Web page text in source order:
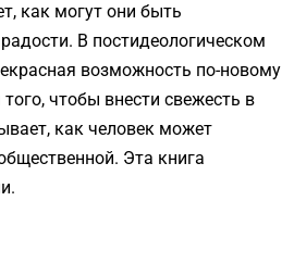
как могут они быть
В постидеологическом
возможность по-новому
чтобы внести свежесть в
как человек может
Эта книга